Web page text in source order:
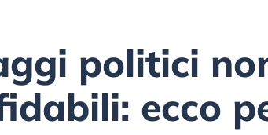
politici
ecco